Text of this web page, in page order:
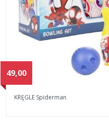
49,00
KRĘGLE Spiderman